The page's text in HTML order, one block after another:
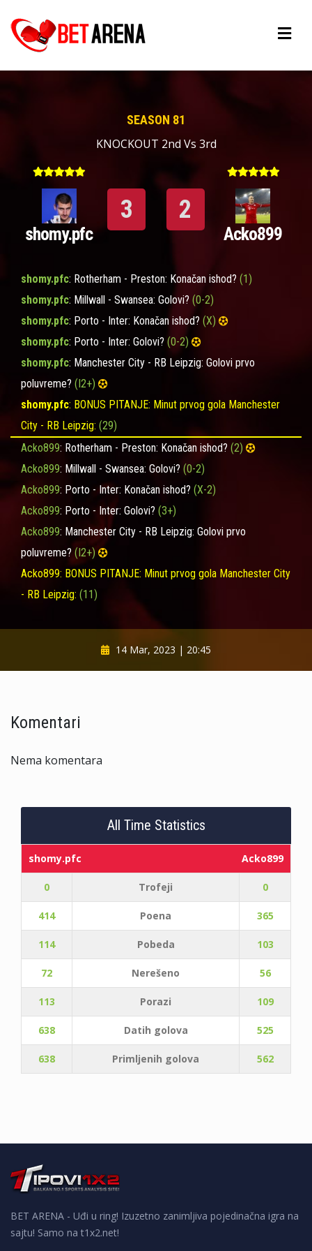
SEASON 81
KNOCKOUT 2nd Vs 3rd
shomy.pfc
3 2
Acko899
shomy.pfc: Rotherham - Preston: Konačan ishod? (1)
shomy.pfc: Millwall - Swansea: Golovi? (0-2)
shomy.pfc: Porto - Inter: Konačan ishod? (X)
shomy.pfc: Porto - Inter: Golovi? (0-2)
shomy.pfc: Manchester City - RB Leipzig: Golovi prvo
poluvreme? (I2+)
shomy.pfc: BONUS PITANJE: Minut prvog gola Manchester
City - RB Leipzig: (29)
Acko899: Rotherham - Preston: Konačan ishod? (2)
Acko899: Millwall - Swansea: Golovi? (0-2)
Acko899: Porto - Inter: Konačan ishod? (X-2)
Acko899: Porto - Inter: Golovi? (3+)
Acko899: Manchester City - RB Leipzig: Golovi prvo
poluvreme? (I2+)
Acko899: BONUS PITANJE: Minut prvog gola Manchester City
- RB Leipzig: (11)
14 Mar, 2023 | 20:45
Komentari
Nema komentara
All Time Statistics
shomy.pfc Acko899
0 Trofeji 0
414 Poena 365
114 Pobeda 103
72 Nerešeno 56
113 Porazi 109
638 Datih golova 525
638 Primljenih golova 562
BET ARENA - Uđi u ring! Izuzetno zanimljiva pojedinačna igra na
sajtu! Samo na t1x2.net!